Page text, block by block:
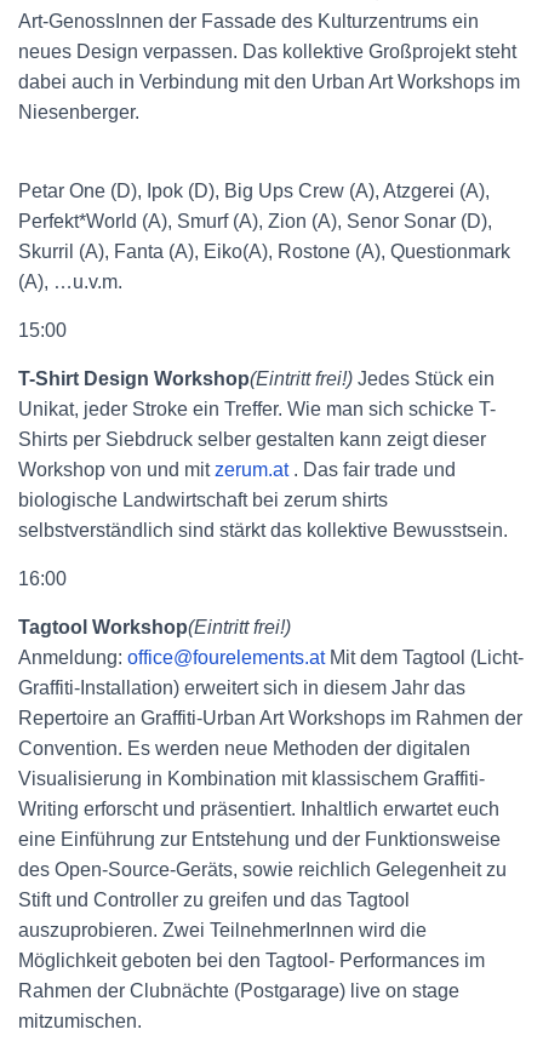
Art-GenossInnen der Fassade des Kulturzentrums ein
neues Design verpassen. Das kollektive Großprojekt steht
dabei auch in Verbindung mit den Urban Art Workshops im
Niesenberger.
Petar One (D), Ipok (D), Big Ups Crew (A), Atzgerei (A),
Perfekt*World (A), Smurf (A), Zion (A), Senor Sonar (D),
Skurril (A), Fanta (A), Eiko(A), Rostone (A), Questionmark
(A), …u.v.m.
15:00
T-Shirt Design Workshop(Eintritt frei!) Jedes Stück ein
Unikat, jeder Stroke ein Treffer. Wie man sich schicke T-
Shirts per Siebdruck selber gestalten kann zeigt dieser
Workshop von und mitzerum.at. Das fair trade und
biologische Landwirtschaft bei zerum shirts
selbstverständlich sind stärkt das kollektive Bewusstsein.
16:00
Tagtool Workshop(Eintritt frei!)
Anmeldung: office@fourelements.atMit dem Tagtool (Licht-
Graffiti-Installation) erweitert sich in diesem Jahr das
Repertoire an Graffiti-Urban Art Workshops im Rahmen der
Convention. Es werden neue Methoden der digitalen
Visualisierung in Kombination mit klassischem Graffiti-
Writing erforscht und präsentiert. Inhaltlich erwartet euch
eine Einführung zur Entstehung und der Funktionsweise
des Open-Source-Geräts, sowie reichlich Gelegenheit zu
Stift und Controller zu greifen und das Tagtool
auszuprobieren. Zwei TeilnehmerInnen wird die
Möglichkeit geboten bei den Tagtool- Performances im
Rahmen der Clubnächte (Postgarage) live on stage
mitzumischen.